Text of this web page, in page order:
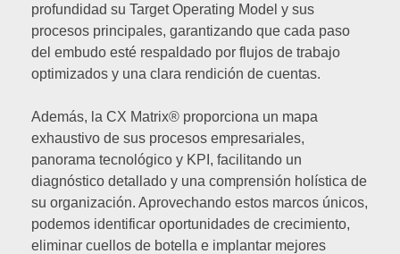
profundidad su Target Operating Model y sus
procesos principales, garantizando que cada paso
del embudo esté respaldado por flujos de trabajo
optimizados y una clara rendición de cuentas.
Además, la CX Matrix® proporciona un mapa
exhaustivo de sus procesos empresariales,
panorama tecnológico y KPI, facilitando un
diagnóstico detallado y una comprensión holística de
su organización. Aprovechando estos marcos únicos,
podemos identificar oportunidades de crecimiento,
eliminar cuellos de botella e implantar mejores